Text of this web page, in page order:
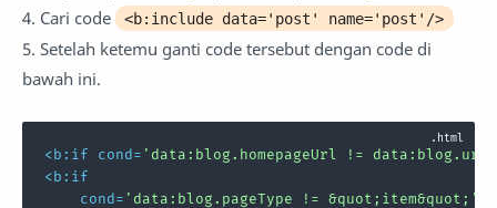
4. Cari code
<b:include data='post' name='post'/>
5. Setelah ketemu ganti code tersebut dengan code di
bawah ini.
<b:if cond= 'data:blog.homepageUrl != data:blog.url'
<b:if
cond= 'data:blog.pageType != &quot;item&quot;'